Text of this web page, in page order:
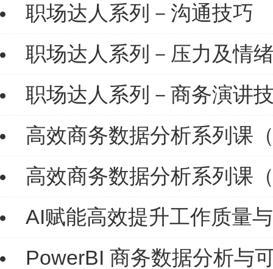
职场达人系列－沟通技巧
职场达人系列－压力及情
职场达人系列－商务演讲
高效商务数据分析系列课
高效商务数据分析系列课
AI赋能高效提升工作质量
PowerBI 商务数据分析与